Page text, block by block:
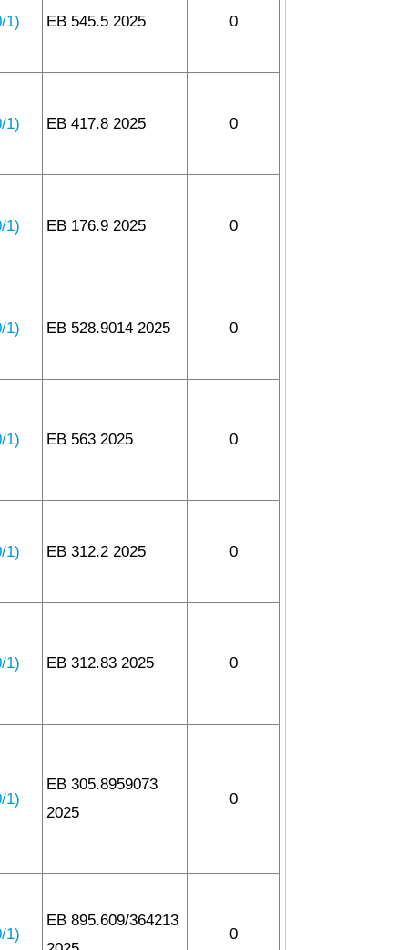
1) EB 545.5 2025 0
1) EB 417.8 2025 0
1) EB 176.9 2025 0
1) EB 528.9014 2025 0
1) EB 563 2025 0
1) EB 312.2 2025 0
1) EB 312.83 2025 0
1)
EB 305.8959073
2025
0
1)
EB 895.609/364213
0